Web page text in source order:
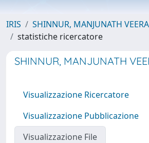
IRIS
SHINNUR, MANJUNATH
statistiche ricercatore
SHINNUR, MANJUNATH
Visualizzazione Ricercatore
Visualizzazione Pubblicazione
Visualizzazione File